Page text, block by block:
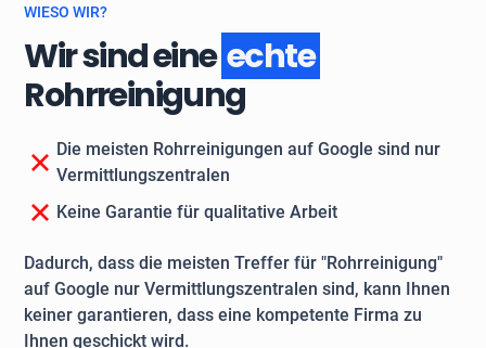
WIESO WIR?
Wir sind eineechte
Rohrreinigung
Die meisten Rohrreinigungen auf Google sind nur
Vermittlungszentralen
Keine Garantie für qualitative Arbeit
Dadurch, dass die meisten Treffer für "Rohrreinigung"
auf Google nur Vermittlungszentralen sind, kann Ihnen
keiner garantieren, dass eine kompetente Firma zu
Ihnen geschickt wird.